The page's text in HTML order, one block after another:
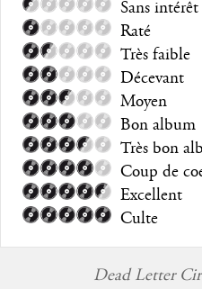
Sans intérêt
Raté
Très faible
Décevant
Moyen
Bon album
Très bon
Coup de
Excellent
Culte
Dead Letter